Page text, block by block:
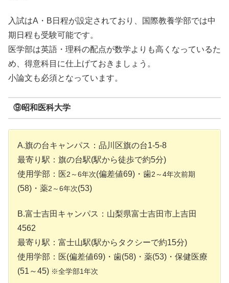
入試はA・B日程が設定されており、国際教養学部では中
期日程も受験可能です。
医学部は英語・理科の配点が数学よりも高くなっているた
め、得意科目に仕上げておきましょう。
小論文も必須となっています。
⑨昭和医科大学
A.旗の台キャンパス：品川区旗の台1-5-8
最寄り駅：旗の台駅(駅から徒歩で約5分)
使用学部：医2～6年次(偏差値69)・歯2～4年次前期
(58)・薬2～6年次(53)
B.富士吉田キャンパス：山梨県富士吉田市上吉田
4562
最寄り駅：富士山駅(駅からタクシーで約15分)
使用学部：医(偏差値69)・歯(58)・薬(53)・保健医療
(51～45) ※全学部1年次